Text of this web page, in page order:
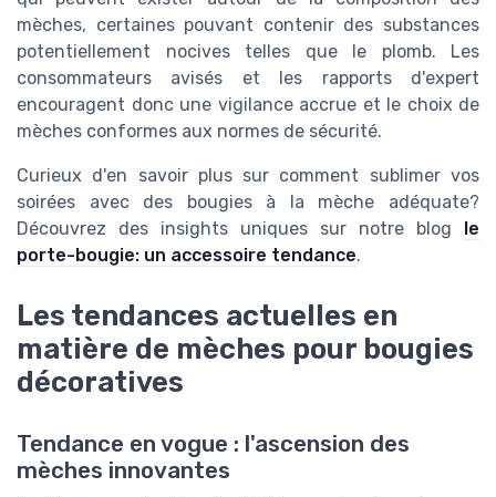
mèches, certaines pouvant contenir des substances
potentiellement nocives telles que le plomb. Les
consommateurs avisés et les rapports d'expert
encouragent donc une vigilance accrue et le choix de
mèches conformes aux normes de sécurité.
Curieux d'en savoir plus sur comment sublimer vos
soirées avec des bougies à la mèche adéquate?
Découvrez des insights uniques sur notre blog
le
porte-bougie: un accessoire tendance.
Les tendances actuelles en
matière de mèches pour bougies
décoratives
Tendance en vogue : l'ascension des
mèches innovantes